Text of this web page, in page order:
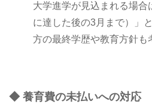
大学進学が見込まれる場
に達した後の3月まで）」
方の最終学歴や教育方針も
◆ 養育費の未払いへの対応